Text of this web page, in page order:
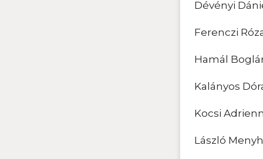
Dévényi
Ferenczi
Hamál
Kalányos
Kocsi
László